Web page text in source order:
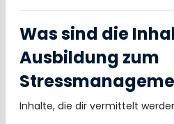
Was sind die
Ausbildung zum
Inhalte, die dir vermittelt